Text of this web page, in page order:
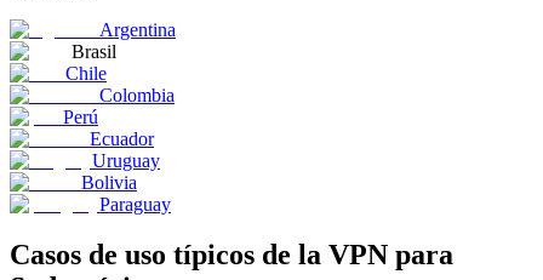
Argentina
Brasil
Chile
Colombia
Perú
Ecuador
Uruguay
Bolivia
Paraguay
Casos de uso típicos de la VPN para